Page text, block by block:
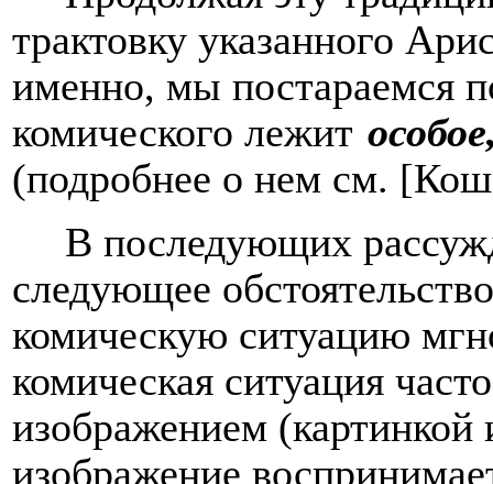
трактовку указанного
именно, мы постараемся
комического лежит
(подробнее о нем см.
В последующих
следующее
комическую ситуацию
комическая ситуация
изображением
изображение